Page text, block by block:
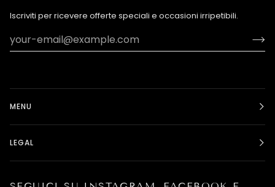
Iscriviti per ricevere offerte speciali e occasioni irripetibili.
MENU
LEGAL